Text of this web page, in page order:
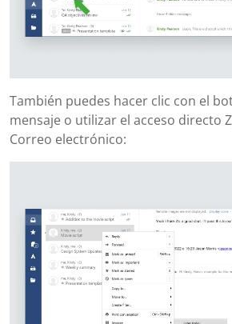
También puedes hacer clic con el
mensaje o utilizar el acceso directo
Correo electrónico: